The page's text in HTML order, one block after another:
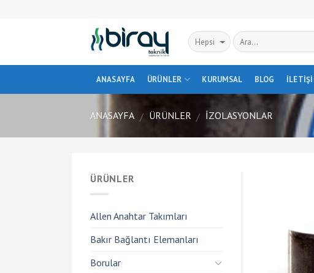
ANASAYFA ÜRÜNLER KURUMSAL BLOG
ANASAYFA / ÜRÜNLER / İZOLASYONLAR
ÜRÜNLER
Allen Anahtar Takımları
Bakır Bağlantı Elemanları
Borular